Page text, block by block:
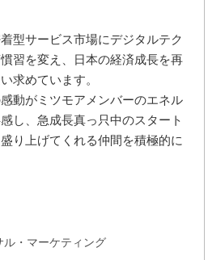
型サービス市場にデジタルテク
習を変え、日本の経済成長を再
求めています。
動がミツモアメンバーのエネル
し、急成長真っ只中のスタート
り上げてくれる仲間を積極的に
ル・マーケティング